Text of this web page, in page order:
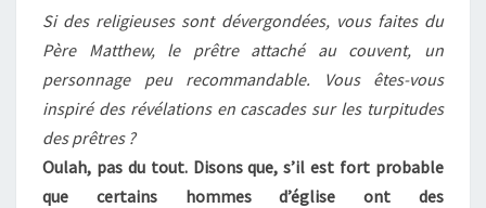
Si des religieuses sont dévergondées, vous faites du
Père Matthew, le prêtre attaché au couvent, un
personnage peu recommandable. Vous êtes-vous
inspiré des révélations en cascades sur les turpitudes
des prêtres ?
Oulah, pas du tout. Disons que, s’il est fort probable
que certains hommes d’église ont des